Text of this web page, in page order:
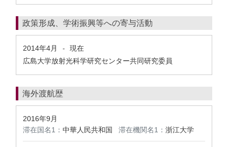
政策形成、学術振興等への寄与活動
2014年4月 -
現在
広島大学放射光科学研究センター共同研究委員
海外渡航歴
2016年9月
滞在国名1： 中華人民共和国 滞在機関名1： 浙江大学